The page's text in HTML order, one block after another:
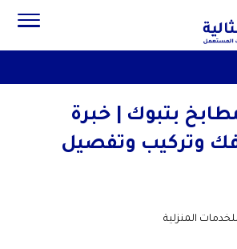
بتبوك | خبرة
وتركيب وتفصيل
المنزلية